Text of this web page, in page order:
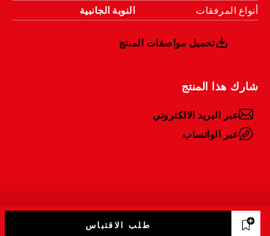
أنواع المرفقات
النوبة الجانبية
تحميل مواصفات المنتج
شارك هذا المنتج
عبر البريد الالكتروني
عبر الواتساب
طلب الاقتباس